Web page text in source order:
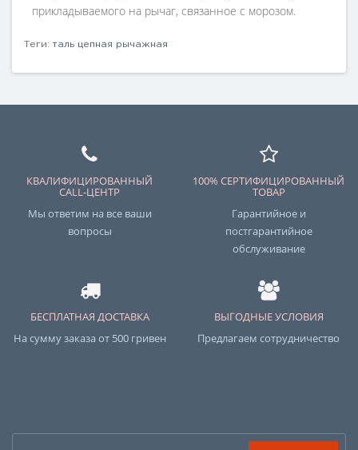
прикладываемого на рычаг, связанное с морозом.
Теги:таль цепная рычажная
КВАЛИФИЦИРОВАННЫЙ
CALL-ЦЕНТР
Мы ответим на все ваши
вопросы
100% СЕРТИФИЦИРОВАННЫЙ
ТОВАР
Гарантийное и
постгарантийное
обслуживание
БЕСПЛАТНАЯ ДОСТАВКА
На сумму заказа от 500 гривен
ВЫГОДНЫЕ УСЛОВИЯ
Предлагаем сотрудничество